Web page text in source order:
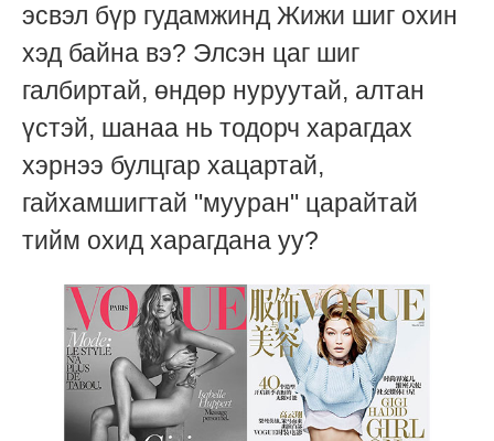
эсвэл бүр гудамжинд Жижи шиг охин
хэд байна вэ? Элсэн цаг шиг
галбиртай, өндөр нуруутай, алтан
үстэй, шанаа нь тодорч харагдах
хэрнээ булцгар хацартай,
гайхамшигтай "мууран" царайтай
тийм охид харагдана уу?